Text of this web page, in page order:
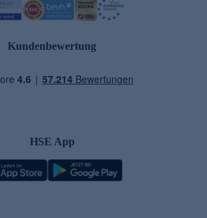
Kundenbewertung
HSE App